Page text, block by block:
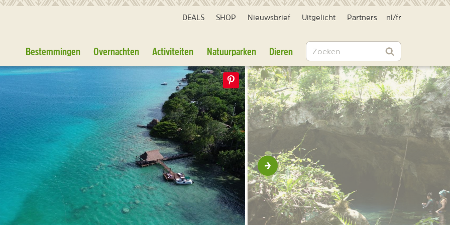
DEALS SHOP Nieuwsbrief Uitgelicht Partners nl /fr
Bestemmingen Overnachten Activiteiten Natuurparken Dieren Zoeken
Zoeken
Volgende